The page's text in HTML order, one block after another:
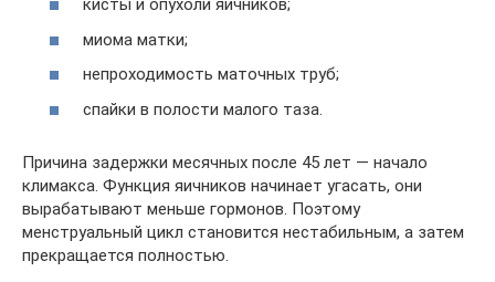
кисты и опухоли яичников;
миома матки;
непроходимость маточных труб;
спайки в полости малого таза.
Причина задержки месячных после 45 лет — начало
климакса. Функция яичников начинает угасать, они
вырабатывают меньше гормонов. Поэтому
менструальный цикл становится нестабильным, а затем
прекращается полностью.